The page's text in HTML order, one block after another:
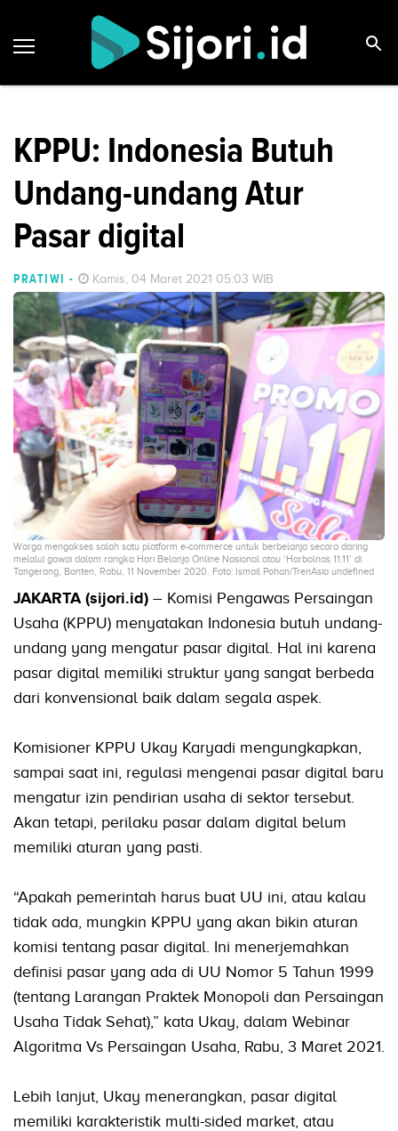
KPPU: Indonesia Butuh
Undang-undang Atur
Pasar digital
PRATIWI - Kamis, 04 Maret 2021 05:03 WIB
Warga mengakses salah satu platform e-commerce untuk berbelanja secara daring
melalui gawai dalam rangka Hari Belanja Online Nasional atau ‘Harbolnas 11.11’ di
Tangerang, Banten, Rabu, 11 November 2020. Foto: Ismail Pohan/TrenAsia undefined
JAKARTA (sijori.id) – Komisi Pengawas Persaingan
Usaha (KPPU) menyatakan Indonesia butuh undang-
undang yang mengatur pasar digital. Hal ini karena
pasar digital memiliki struktur yang sangat berbeda
dari konvensional baik dalam segala aspek.
Komisioner KPPU Ukay Karyadi mengungkapkan,
sampai saat ini, regulasi mengenai pasar digital baru
mengatur izin pendirian usaha di sektor tersebut.
Akan tetapi, perilaku pasar dalam digital belum
memiliki aturan yang pasti.
“Apakah pemerintah harus buat UU ini, atau kalau
tidak ada, mungkin KPPU yang akan bikin aturan
komisi tentang pasar digital. Ini menerjemahkan
definisi pasar yang ada di UU Nomor 5 Tahun 1999
(tentang Larangan Praktek Monopoli dan Persaingan
Usaha Tidak Sehat),” kata Ukay, dalam Webinar
Algoritma Vs Persaingan Usaha, Rabu, 3 Maret 2021.
Lebih lanjut, Ukay menerangkan, pasar digital
memiliki karakteristik multi-sided market, atau